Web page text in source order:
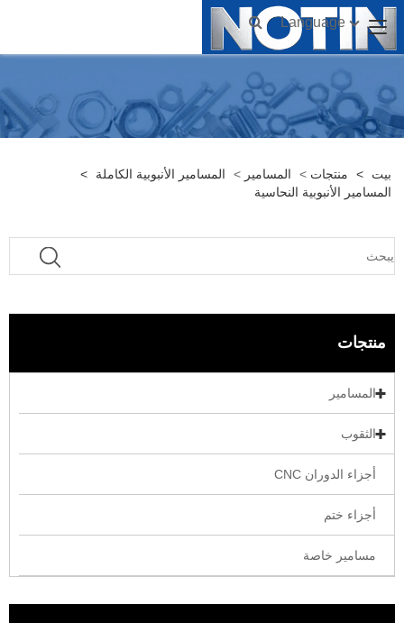
Language
بيت > منتجات > المسامير > المسامير الأنبوبية الكاملة
>
المسامير الأنبوبية النحاسية
منتجات
المسامير
الثقوب
أجزاء الدوران CNC
أجزاء ختم
مسامير خاصة